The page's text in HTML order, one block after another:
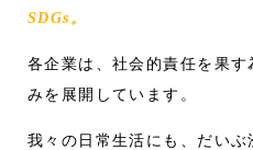
SDGs。
各企業は、社会的責任を果
みを展開しています。
我々の日常生活にも、だいぶ